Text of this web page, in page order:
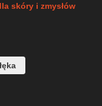
skóry i zmysłów